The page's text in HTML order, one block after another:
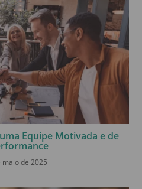
Equipe Motivada e de
maio de 2025